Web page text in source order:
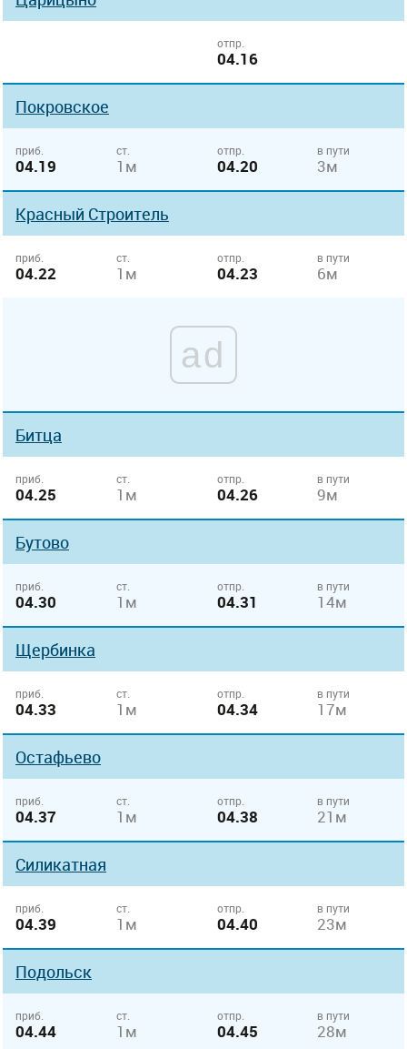
отпр.
04.16
Покровское
приб.
04.19
ст.
1м
отпр.
04.20
в пути
3м
Красный Строитель
приб.
04.22
ст.
1м
отпр.
04.23
в пути
6м
ad
Битца
приб.
04.25
ст.
1м
отпр.
04.26
в пути
9м
Бутово
приб.
04.30
ст.
1м
отпр.
04.31
в пути
14м
Щербинка
приб.
04.33
ст.
1м
отпр.
04.34
в пути
17м
Остафьево
приб.
04.37
ст.
1м
отпр.
04.38
в пути
21м
Силикатная
приб.
04.39
ст.
1м
отпр.
04.40
в пути
23м
Подольск
приб.
04.44
ст.
1м
отпр.
04.45
в пути
28м